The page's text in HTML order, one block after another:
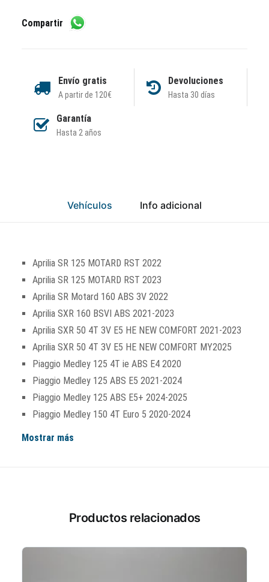
Compartir
Envío gratis
A partir de 120€
Devoluciones
Hasta 30 días
Garantía
Hasta 2 años
Vehículos Info adicional
Aprilia SR 125 MOTARD RST 2022
Aprilia SR 125 MOTARD RST 2023
Aprilia SR Motard 160 ABS 3V 2022
Aprilia SXR 160 BSVI ABS 2021-2023
Aprilia SXR 50 4T 3V E5 HE NEW COMFORT 2021-2023
Aprilia SXR 50 4T 3V E5 HE NEW COMFORT MY2025
Piaggio Medley 125 4T ie ABS E4 2020
Piaggio Medley 125 ABS E5 2021-2024
Piaggio Medley 125 ABS E5+ 2024-2025
Piaggio Medley 150 4T Euro 5 2020-2024
Mostrar más
Productos relacionados